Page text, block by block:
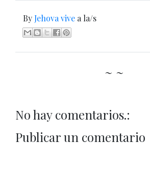
ByJehova vive a la/s
~ ~
No hay comentarios.:
Publicar un comentario